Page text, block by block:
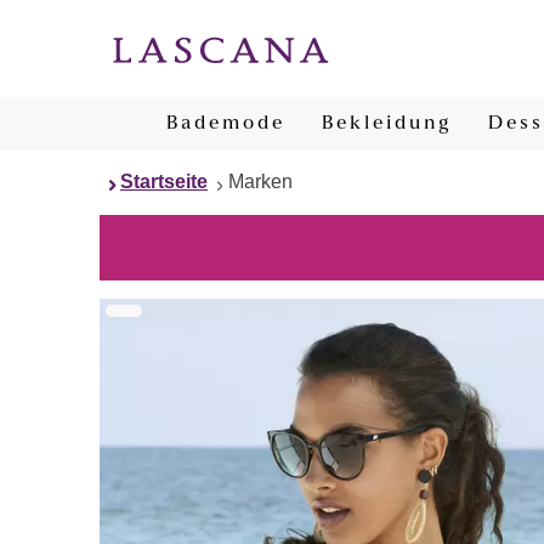
Bademode Bekleidung
Startseite Marken